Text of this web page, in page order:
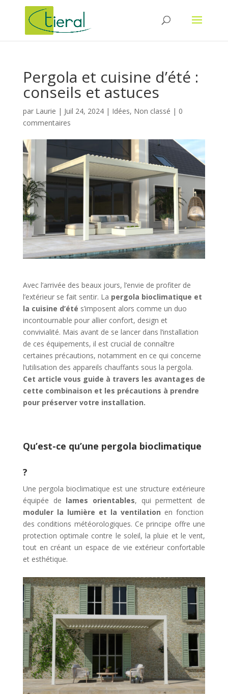
Pergola et cuisine d’été :
conseils et astuces
par Laurie | Juil 24, 2024| Idées, Non classé | 0
commentaires
Avec l’arrivée des beaux jours, l’envie de profiter de
l’extérieur se fait sentir. La pergola bioclimatique et
la cuisine d’été s’imposent alors comme un duo
incontournable pour allier confort, design et
convivialité. Mais avant de se lancer dans l’installation
de ces équipements, il est crucial de connaître
certaines précautions, notamment en ce qui concerne
l’utilisation des appareils chauffants sous la pergola.
Cet article vous guide à travers les avantages de
cette combinaison et les précautions à prendre
pour préserver votre installation.
Qu’est-ce qu’une pergola bioclimatique
?
Une pergola bioclimatique est une structure extérieure
équipée de lames orientables, qui permettent de
moduler la lumière et la ventilation en fonction
des conditions météorologiques. Ce principe offre une
protection optimale contre le soleil, la pluie et le vent,
tout en créant un espace de vie extérieur confortable
et esthétique.